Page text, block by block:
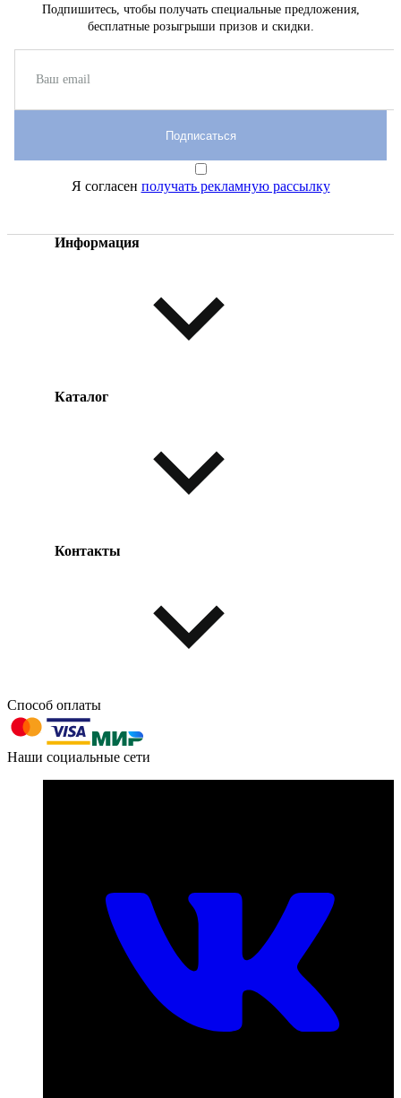
Информация
Таблица размеров
Каталог
Контакты
603004, г. Нижний Новгород, проспект Ленина, д. 95
Номер телефона для связи:
+7 (831) 290-86-98
Подпишитесь, чтобы получать специальные предложения,
бесплатные розыгрыши призов и скидки.
Подписаться
Я согласен получать рекламную рассылку
Способ оплаты
Наши социальные сети